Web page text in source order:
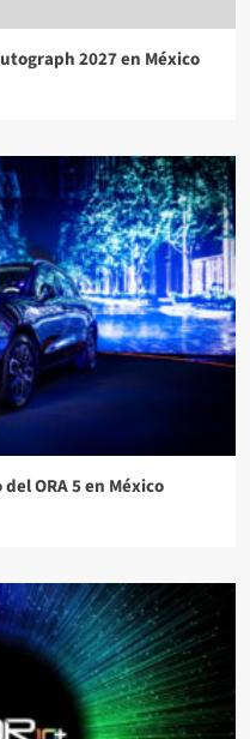
2027 en México
ORA 5 en México